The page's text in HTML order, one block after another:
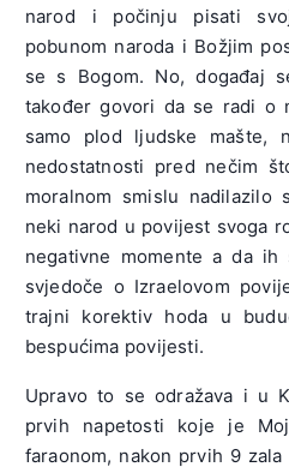
narod i počinju pisati
pobunom naroda i Božjim
se s Bogom. No, događaj
također govori da se radi o
samo plod ljudske mašte,
nedostatnosti pred nečim
moralnom smislu nadilazilo
neki narod u povijest svoga
negativne momente a da
svjedoče o Izraelovom
trajni korektiv hoda u
bespućima povijesti.
Upravo to se odražava i u
prvih napetosti koje je
faraonom, nakon prvih 9